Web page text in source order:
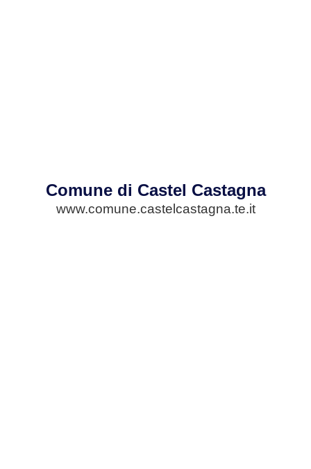
Comune di Castel Castagna
www.comune.castelcastagna.te.it